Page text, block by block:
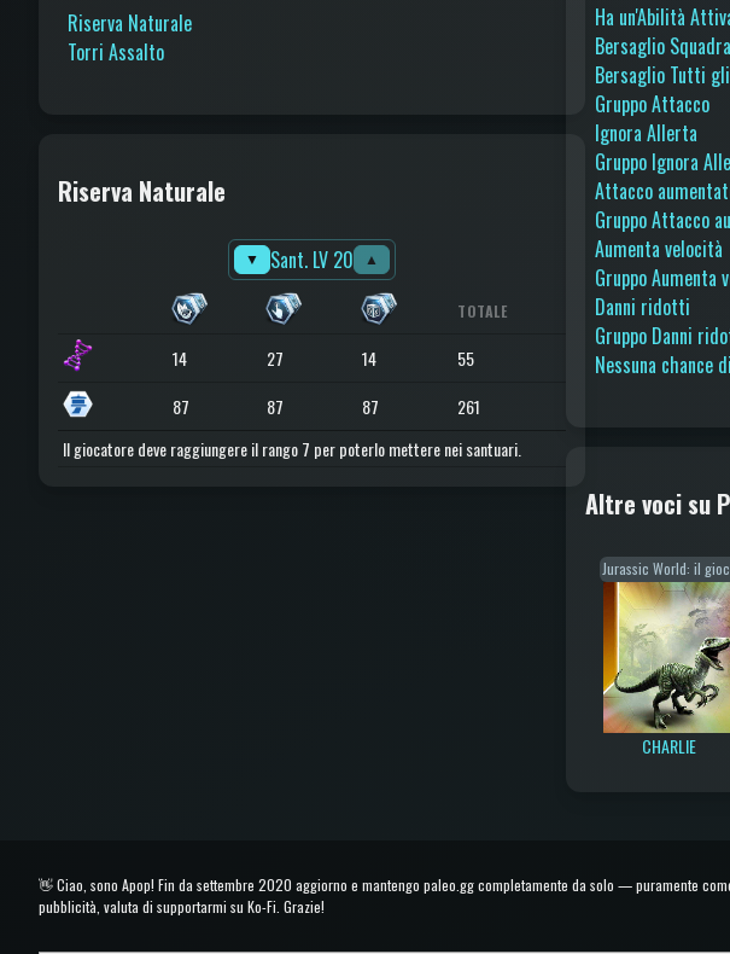
Riserva Naturale
Torri Assalto
Riserva Naturale
▼ Sant. LV 20 ▲
TOTALE
14 27 14
55
87
87 87
261
Il giocatore deve raggiungere il rango 7 per poterlo mettere nei santuari.
Ha un'Abilità
Bersaglio Squadra
Bersaglio Tutti
Gruppo Attacco
Ignora Allerta
Gruppo Ignora
Attacco
Gruppo Attacco
Aumenta velocità
Gruppo Aumenta
Danni ridotti
Gruppo Danni
Nessuna chance
Altre voci su
Jurassic World: il
CHARLIE
👋 Ciao, sono Apop! Fin da settembre 2020 aggiorno e mantengo paleo.gg completamente da solo — puramente
pubblicità, valuta di supportarmi su Ko-Fi. Grazie!